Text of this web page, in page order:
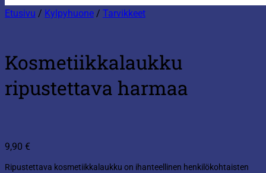
Etusivu / Kylpyhuone / Tarvikkeet
Kosmetiikkalaukku
ripustettava harmaa
9,90 €
Ripustettava kosmetiikkalaukku on ihanteellinen henkilökohtaisten